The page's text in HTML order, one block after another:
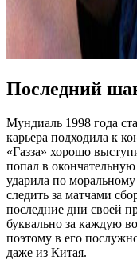
Последний
Мундиаль 1998 года
карьера подходила к
«Газза» хорошо
попал в
ударила по
следить за матчами
последние дни своей
буквально за каждую
поэтому в его
даже из Китая.